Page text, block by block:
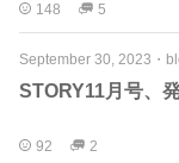
148 5
September 30, 2023 ・
STORY11月号、
92 2